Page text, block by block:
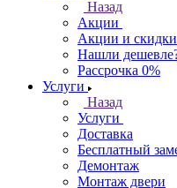
Назад
Акции
Акции и скидки
Нашли
Рассрочка 0%
Услуги
Назад
Услуги
Доставка
Бесплатный
Демонтаж
Монтаж двери